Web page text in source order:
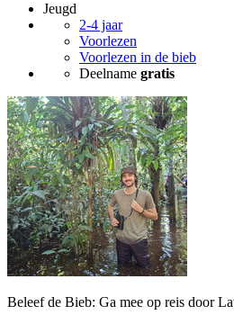
Jeugd
2-4 jaar
Voorlezen
Voorlezen in de bieb
Deelname gratis
Beleef de Bieb: Ga mee op reis door